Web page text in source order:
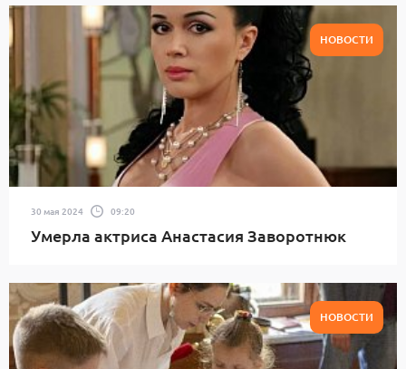
НОВОСТИ
30 мая 2024 09:20
Умерла актриса Анастасия Заворотнюк
НОВОСТИ